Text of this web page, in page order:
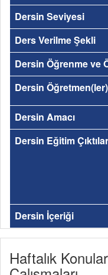
Dersin Seviyesi
Ders Verilme Şekli
Dersin Öğrenme ve
Dersin
Dersin Amacı
Dersin Eğitim
Dersin İçeriği
Haftalık